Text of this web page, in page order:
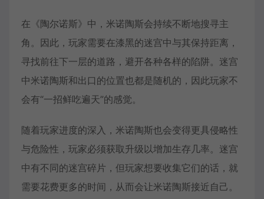
在《陶尔诺斯》中，米诺陶斯会持续不断地搜寻主
角。因此，玩家需要在漆黑的迷宫中与其保持距离，
寻找前往下一层的道路，避开各种各样的陷阱。迷宫
中米诺陶斯和出口的位置也都是随机的，因此玩家不
会有“一招鲜吃遍天”的感觉。
随着玩家进度的深入，米诺陶斯也会变得更具侵略性
与危险性，玩家必须获取升级以增加生存几率。迷宫
中有不同的迷宫碎片，但玩家想要收集它们的话，就
需要花费更多的时间，从而会让米诺陶斯接近自己。